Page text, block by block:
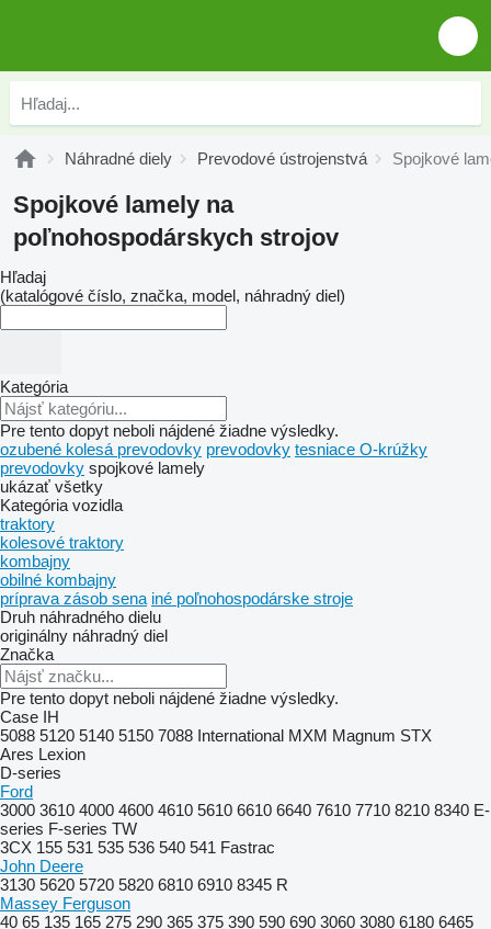
Náhradné diely Prevodové ústrojenstvá Spojkové
Spojkové lamely na
poľnohospodárskych strojov
Hľadaj
(katalógové číslo, značka, model, náhradný diel)
Kategória
Pre tento dopyt neboli nájdené žiadne výsledky.
ozubené kolesá prevodovky prevodovky tesniace O-krúžky
prevodovky spojkové lamely
ukázať všetky
Kategória vozidla
traktory
kolesové traktory
kombajny
obilné kombajny
príprava zásob sena iné poľnohospodárske stroje
Druh náhradného dielu
originálny náhradný diel
Značka
Pre tento dopyt neboli nájdené žiadne výsledky.
Case IH
5088 5120 5140 5150 7088 International MXM Magnum STX
Ares Lexion
D-series
Ford
3000 3610 4000 4600 4610 5610 6610 6640 7610 7710 8210 8340 E-
series F-series TW
3CX 155 531 535 536 540 541 Fastrac
John Deere
3130 5620 5720 5820 6810 6910 8345 R
Massey Ferguson
40 65 135 165 275 290 365 375 390 590 690 3060 3080 6180 6465